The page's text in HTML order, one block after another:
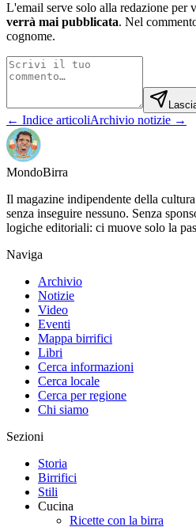
L'email serve solo alla redazione per
verrà mai pubblicata. Nel
cognome.
← Indice articoliArchivio notizie →
MondoBirra
Il magazine indipendente della
senza inseguire nessuno. Senza
logiche editoriali: ci muove solo la
Naviga
Archivio
Notizie
Video
Eventi
Mappa birrifici
Libri
Cerca informazioni
Cerca locale
Cerca per regione
Chi siamo
Sezioni
Storia
Birrifici
Stili
Cucina
Ricette con la birra